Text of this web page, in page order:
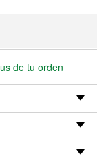
de tu orden